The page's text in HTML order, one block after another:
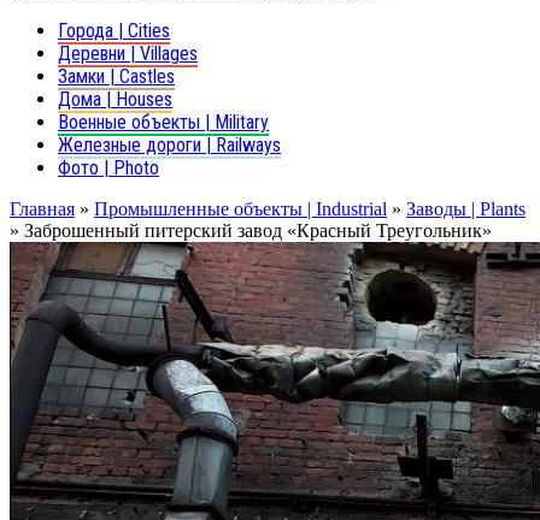
Города | Cities
Деревни | Villages
Замки | Castles
Дома | Houses
Военные объекты | Military
Железные дороги | Railways
Фото | Photo
Главная » Промышленные объекты | Industrial » Заводы | Plants
» Заброшенный питерский завод «Красный Треугольник»